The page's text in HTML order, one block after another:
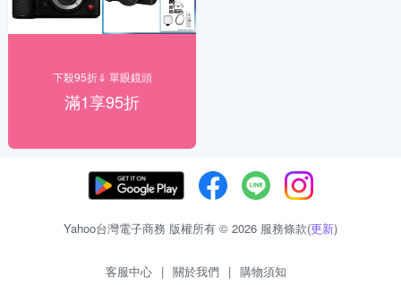
下殺95折⇓ 單眼鏡頭
滿1享95折
Yahoo台灣電子商務 版權所有 © 2026 服務條款(更新)
客服中心 | 關於我們 | 購物須知